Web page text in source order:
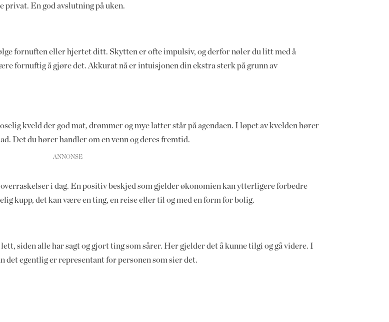
privat. En god avslutning på uken.
fornuften eller hjertet ditt. Skytten er ofte impulsiv, og derfor nøler du litt med å
fornuftig å gjøre det. Akkurat nå er intuisjonen din ekstra sterk på grunn av
kveld der god mat, drømmer og mye latter står på agendaen. I løpet av kvelden hører
Det du hører handler om en venn og deres fremtid.
overraskelser i dag. En positiv beskjed som gjelder økonomien kan ytterligere forbedre
kupp, det kan være en ting, en reise eller til og med en form for bolig.
siden alle har sagt og gjort ting som sårer. Her gjelder det å kunne tilgi og gå videre. I
det egentlig er representant for personen som sier det.